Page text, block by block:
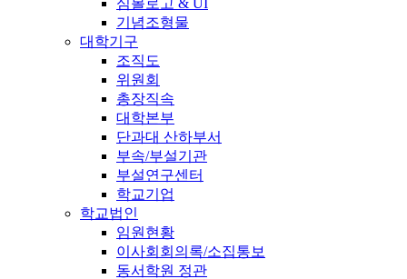
기념조형물
대학기구
조직도
위원회
총장직속
대학본부
단과대 산하부서
부속/부설기관
부설연구센터
학교기업
학교법인
임원현황
이사회회의록/소집통보
동서학원 정관